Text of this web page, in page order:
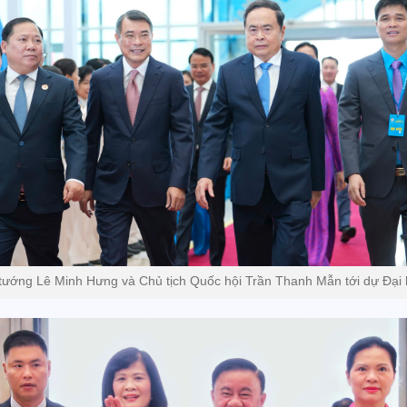
Lê Minh Hưng và Chủ tịch Quốc hội Trần Thanh Mẫn tới dự Đại